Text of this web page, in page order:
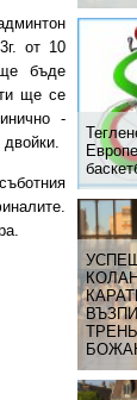
от 10
бъде
ще се
-